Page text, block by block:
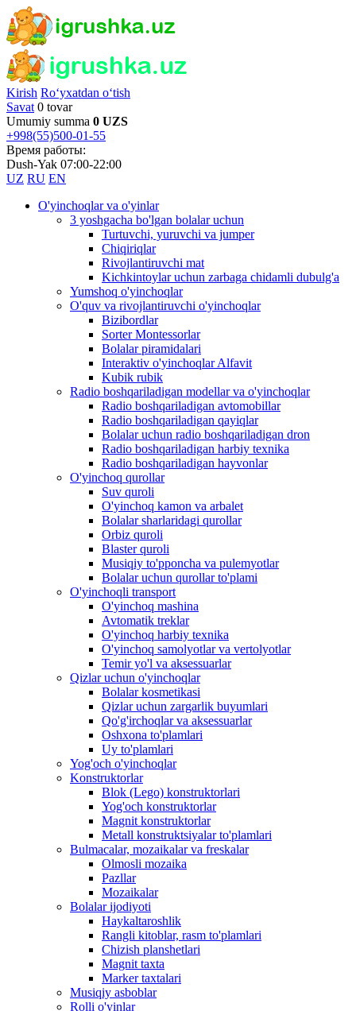
Kirish Ro‘yxatdan o‘tish
Savat 0 tovar
Umumiy summa 0 UZS
+998(55)500-01-55
Время работы:
Dush-Yak 07:00-22:00
UZ RU EN
O'yinchoqlar va o'yinlar
3 yoshgacha bo'lgan bolalar uchun
Turtuvchi, yuruvchi va jumper
Chiqiriqlar
Rivojlantiruvchi mat
Kichkintoylar uchun zarbaga chidamli dubulg'a
Yumshoq o'yinchoqlar
O'quv va rivojlantiruvchi o'yinchoqlar
Bizibordlar
Sorter Montessorlar
Bolalar piramidalari
Interaktiv o'yinchoqlar Alfavit
Kubik rubik
Radio boshqariladigan modellar va o'yinchoqlar
Radio boshqariladigan avtomobillar
Radio boshqariladigan qayiqlar
Bolalar uchun radio boshqariladigan dron
Radio boshqariladigan harbiy texnika
Radio boshqariladigan hayvonlar
O'yinchoq qurollar
Suv quroli
O'yinchoq kamon va arbalet
Bolalar sharlaridagi qurollar
Orbiz quroli
Blaster quroli
Musiqiy to'pponcha va pulemyotlar
Bolalar uchun qurollar to'plami
O'yinchoqli transport
O'yinchoq mashina
Avtomatik treklar
O'yinchoq harbiy texnika
O'yinchoq samolyotlar va vertolyotlar
Temir yo'l va aksessuarlar
Qizlar uchun o'yinchoqlar
Bolalar kosmetikasi
Qizlar uchun zargarlik buyumlari
Qo'g'irchoqlar va aksessuarlar
Oshxona to'plamlari
Uy to'plamlari
Yog'och o'yinchoqlar
Konstruktorlar
Blok (Lego) konstruktorlari
Yog'och konstruktorlar
Magnit konstruktorlar
Metall konstruktsiyalar to'plamlari
Bulmacalar, mozaikalar va freskalar
Olmosli mozaika
Pazllar
Mozaikalar
Bolalar ijodiyoti
Haykaltaroshlik
Rangli kitoblar, rasm to'plamlari
Chizish planshetlari
Magnit taxta
Marker taxtalari
Musiqiy asboblar
Rolli o'yinlar